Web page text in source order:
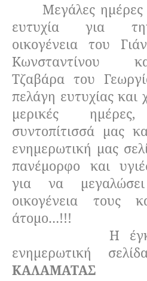
Μεγάλες
ευτυχία για
οικογένεια του
Κωνσταντίνου
Τζαβάρα του
πελάγη ευτυχίας και
μερικές
συντοπίτισσά μας
ενημερωτική μας
πανέμορφο και
για να
οικογένεια τους
άτομο…!!!
Η
ενημερωτική
ΚΑΛΑΜΑΤΑΣ